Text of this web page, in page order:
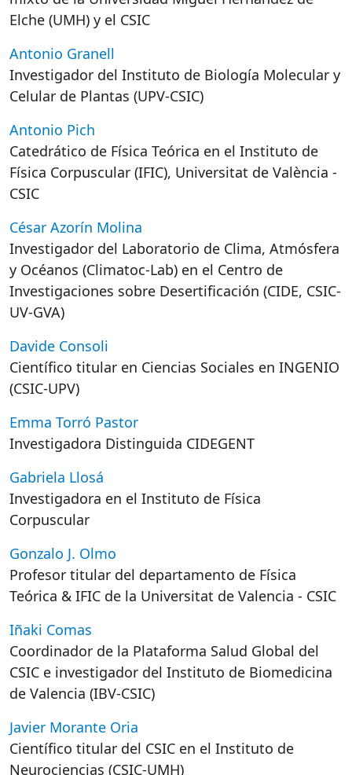
Elche (UMH) y el CSIC
Antonio Granell
Investigador del Instituto de Biología Molecular y
Celular de Plantas (UPV-CSIC)
Antonio Pich
Catedrático de Física Teórica en el Instituto de
Física Corpuscular (IFIC), Universitat de València -
CSIC
César Azorín Molina
Investigador del Laboratorio de Clima, Atmósfera
y Océanos (Climatoc-Lab) en el Centro de
Investigaciones sobre Desertificación (CIDE, CSIC-
UV-GVA)
Davide Consoli
Científico titular en Ciencias Sociales en INGENIO
(CSIC-UPV)
Emma Torró Pastor
Investigadora Distinguida CIDEGENT
Gabriela Llosá
Investigadora en el Instituto de Física
Corpuscular
Gonzalo J. Olmo
Profesor titular del departamento de Física
Teórica & IFIC de la Universitat de Valencia - CSIC
Iñaki Comas
Coordinador de la Plataforma Salud Global del
CSIC e investigador del Instituto de Biomedicina
de Valencia (IBV-CSIC)
Javier Morante Oria
Científico titular del CSIC en el Instituto de
Neurociencias (CSIC-UMH)